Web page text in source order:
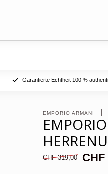
Garantierte Echtheit 100 %
EMPORIO ARMANI
CHF 319,00 CHF